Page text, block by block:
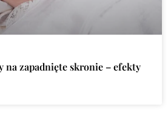
na zapadnięte skronie – efekty